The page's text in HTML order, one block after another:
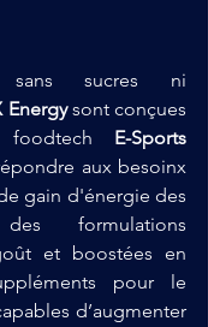
sans sucres ni
Energy sont conçues
E-Sports
aux besoinx
gain d'énergie des
formulations
et boostées en
pour le
d’augmenter